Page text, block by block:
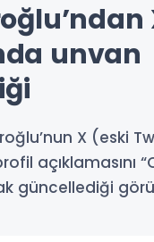
unvan
X (eski
açıklamasını
güncellediği